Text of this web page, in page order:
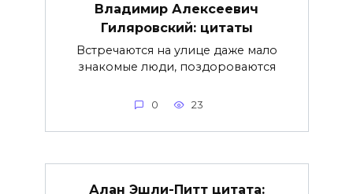
Владимир Алексеевич
Гиляровский: цитаты
Встречаются на улице даже мало
знакомые люди, поздороваются
0 23
Алан Эшли-Питт цитата: